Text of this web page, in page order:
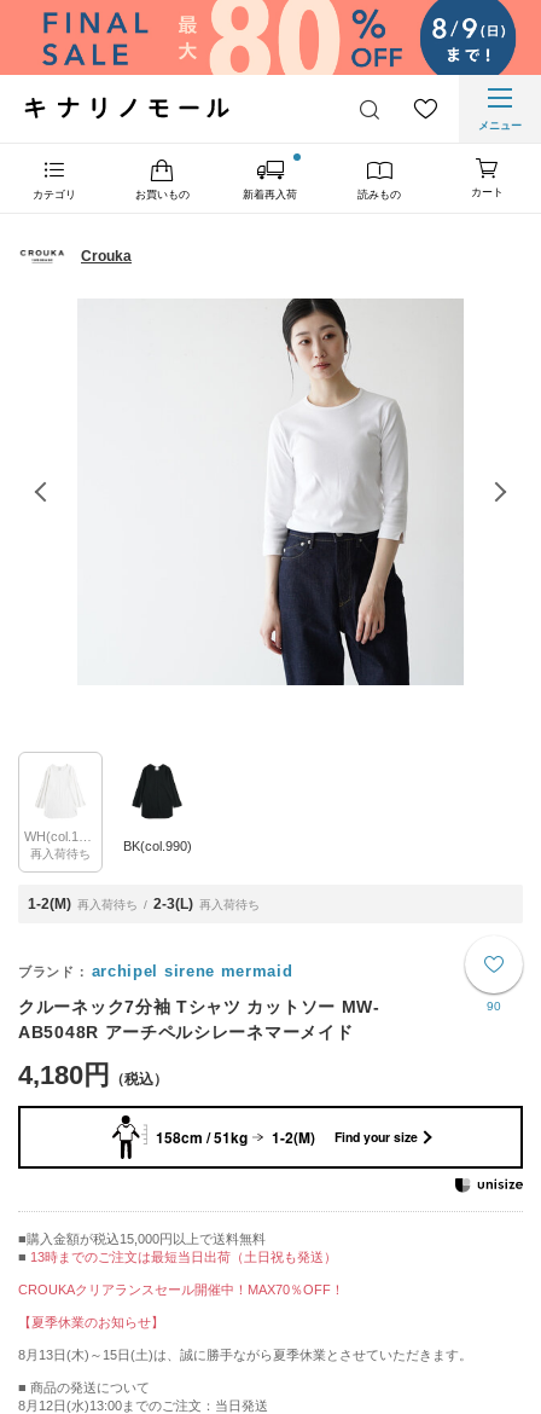
メニュー
カテゴリ お買いもの 新着再入荷 読みもの カート
Crouka
再入荷待ち
BK(col.990)
1-2(M) 再入荷待ち 2-3(L) 再入荷待ち
90
archipel sirene mermaid
クルーネック7分袖 Tシャツ カットソー MW-
AB5048R アーチペルシレーネマーメイド
4,180円
158cm / 51kg 1-2(M) Find your size
購入金額が税込15,000円以上で送料無料
13時までのご注文は最短当日出荷（土日祝も発送）
CROUKAクリアランスセール開催中！MAX70％OFF！
【夏季休業のお知らせ】
8月13日(木)～15日(土)は、誠に勝手ながら夏季休業とさせていただきます。
■ 商品の発送について
8月12日(水)13:00までのご注文：当日発送